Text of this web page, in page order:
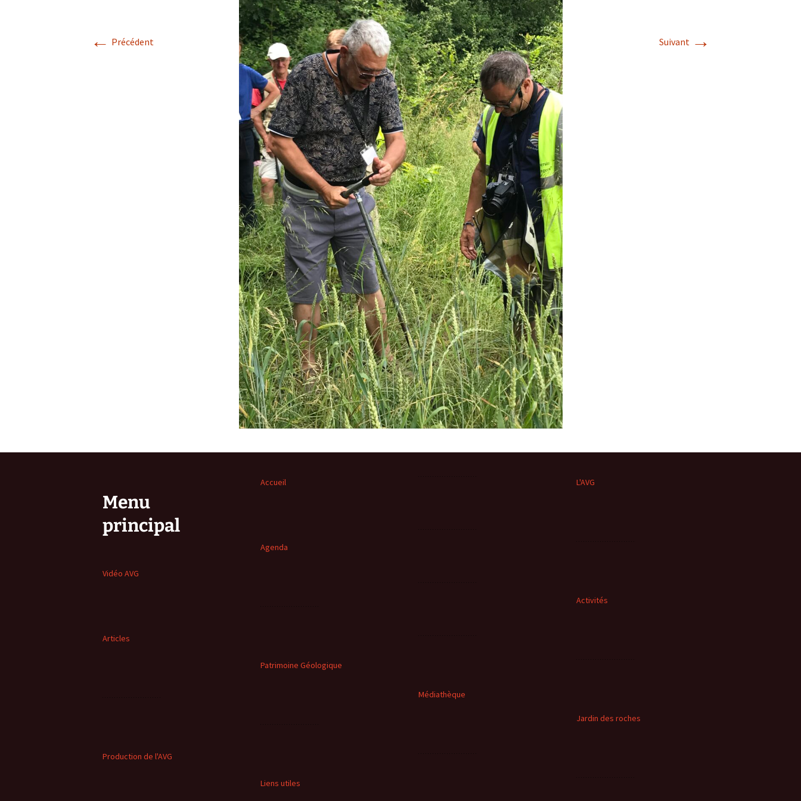
Conférences
Expositions,
Conférences…
Galerie de photos Roches
Lames minces de roches
Minéraux
Inventaire des minéraux
vendéens
Fossiles
Paysages, affleurements
Photos de groupes
Diaporamas
Galerie de vidéos
Cartes – schémas –
Echelles des temps
Carnets de voyages
Analyse de livres, revues,
…
← Précédent Suivant →
Menu
principal
Accueil L'AVG
Agenda
Vidéo AVG
Activités
Articles
Patrimoine Géologique
Médiathèque
Jardin des roches
Production de l'AVG
Liens utiles